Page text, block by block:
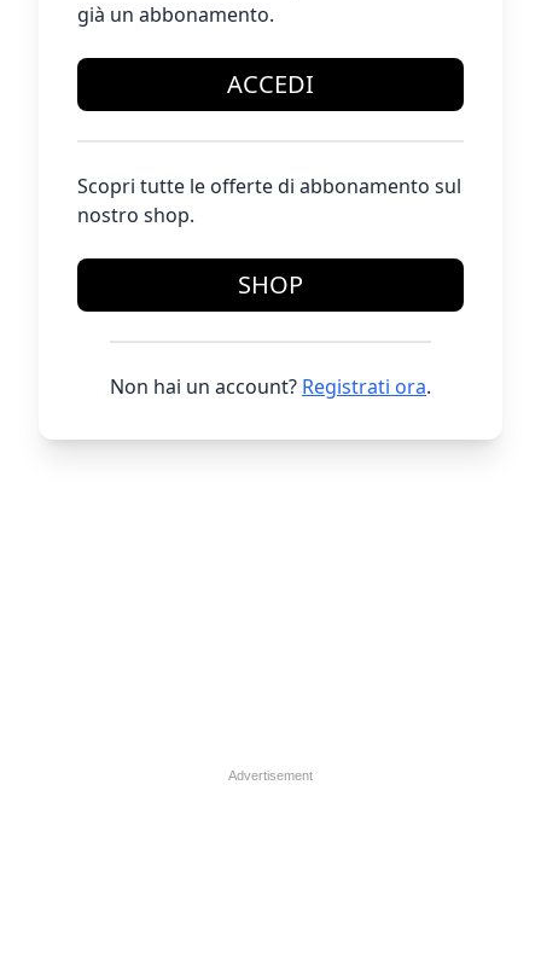
già un abbonamento.
ACCEDI
Scopri tutte le offerte di abbonamento sul
nostro shop.
SHOP
Non hai un account? Registrati ora.